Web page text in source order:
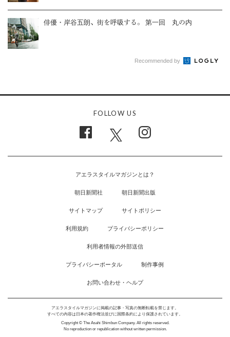
俳優・岸谷五朗、街を呼吸する。 第一回 丸の内
Recommended by
FOLLOW US
アエラスタイルマガジンとは？
朝日新聞社 朝日新聞出版
サイトマップ サイトポリシー
利用規約 プライバシーポリシー
利用者情報の外部送信
プライバシーポータル 制作事例
お問い合わせ・ヘルプ
アエラスタイルマガジンに掲載の記事・写真の無断転載を禁じます。
すべての内容は日本の著作権法並びに国際条約により保護されています。
Copyright © The Asahi Shimbun Company. All rights reserved.
No reproduction or republication without written permission.